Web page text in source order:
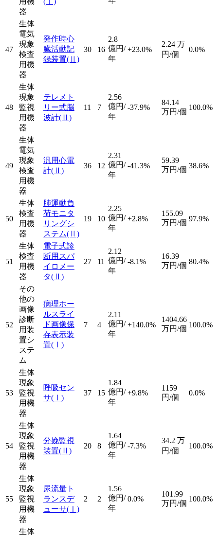
器
47
生体
電気
現象
検査
用機
器
発作時心
臓活動記
録装置(Ⅱ)
30 16
2.8
億円/
年
+23.0%
2.24 万
円/個
0.0%
48
生体
現象
監視
用機
器
テレメト
リー式脳
波計(Ⅱ)
11 7
2.56
億円/
年
-37.9%
84.14
万円/個
100.0%
49
生体
電気
現象
検査
用機
器
汎用心電
計(Ⅱ)
36 12
2.31
億円/
年
-41.3%
59.39
万円/個 38.6%
50
生体
検査
用機
器
肺運動負
荷モニタ
リングシ
ステム(Ⅱ)
19 10
2.25
億円/
年
+2.8%
155.09
万円/個 97.9%
51
生体
検査
用機
器
電子式診
断用スパ
イロメー
タ(Ⅱ)
27 11
2.12
億円/
年
-8.1%
16.39
万円/個 80.4%
52
その
他の
画像
診断
用装
置シ
ステ
ム
病理ホー
ルスライ
ド画像保
存表示装
置(Ⅰ)
7 4
2.11
億円/
年
+140.0%
1404.66
万円/個 100.0%
53
生体
現象
監視
用機
器
呼吸セン
サ(Ⅰ)
37 15
1.84
億円/
年
+9.8%
1159
円/個
0.0%
54
生体
現象
監視
用機
器
分娩監視
装置(Ⅱ)
20 8
1.64
億円/
年
-7.3%
34.2 万
円/個
100.0%
55
生体
現象
監視
用機
器
尿流量ト
ランスデ
ューサ(Ⅰ)
2 2
1.56
億円/
年
0.0%
101.99
万円/個
100.0%
生体